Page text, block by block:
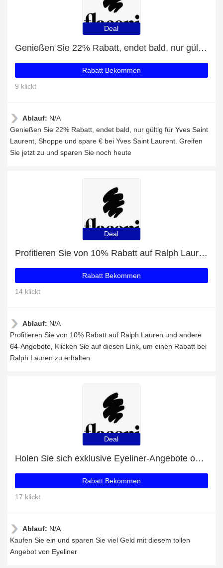
Deal
Genießen Sie 22% Rabatt, endet bald, nur gültig für Yves Saint Laurent
Rabatt Bekommen
9 klickt
Ablauf: N/A
Genießen Sie 22% Rabatt, endet bald, nur gültig für Yves Saint
Laurent, Shoppe und spare € bei Yves Saint Laurent. Greifen
Sie jetzt zu und sparen Sie noch heute
Deal
Profitieren Sie von 10% Rabatt auf Ralph Lauren und andere 64-Angebote
Rabatt Bekommen
14 klickt
Ablauf: N/A
Profitieren Sie von 10% Rabatt auf Ralph Lauren und andere
64-Angebote, Klicken Sie auf diesen Link, um einen Rabatt bei
Ralph Lauren zu erhalten
Deal
Holen Sie sich exklusive Eyeliner-Angebote online: bis zu 19% Rabatt
Rabatt Bekommen
17 klickt
Ablauf: N/A
Kaufen Sie ein und sparen Sie viel Geld mit diesem tollen
Angebot von Eyeliner